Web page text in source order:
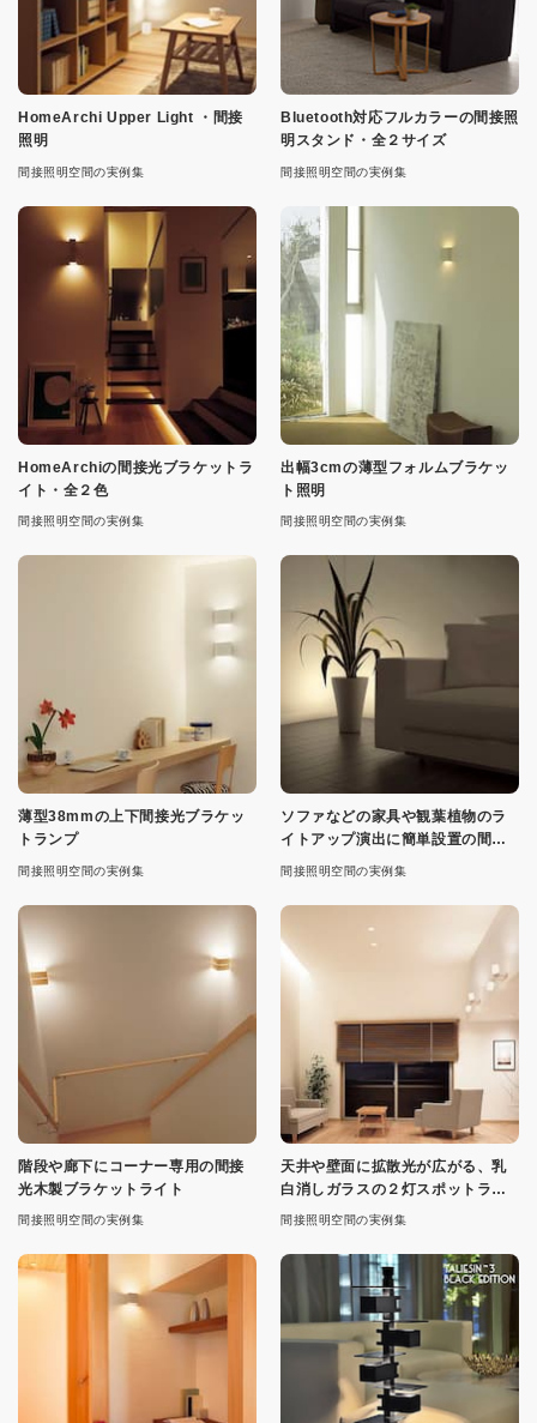
HomeArchi Upper Light ・間接
照明
間接照明空間の実例集
Bluetooth対応フルカラーの間接照
明スタンド・全２サイズ
間接照明空間の実例集
HomeArchiの間接光ブラケットラ
イト・全２色
間接照明空間の実例集
出幅3cmの薄型フォルムブラケッ
ト照明
間接照明空間の実例集
薄型38mmの上下間接光ブラケッ
トランプ
間接照明空間の実例集
ソファなどの家具や観葉植物のラ
イトアップ演出に簡単設置の間接
光スタンド
間接照明空間の実例集
階段や廊下にコーナー専用の間接
光木製ブラケットライト
間接照明空間の実例集
天井や壁面に拡散光が広がる、乳
白消しガラスの２灯スポットライ
ト
間接照明空間の実例集